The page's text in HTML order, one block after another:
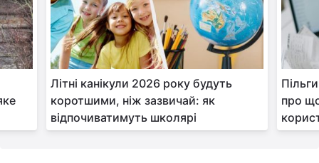
Літні канікули 2026 року будуть
коротшими, ніж зазвичай: як
відпочиватимуть школярі
про